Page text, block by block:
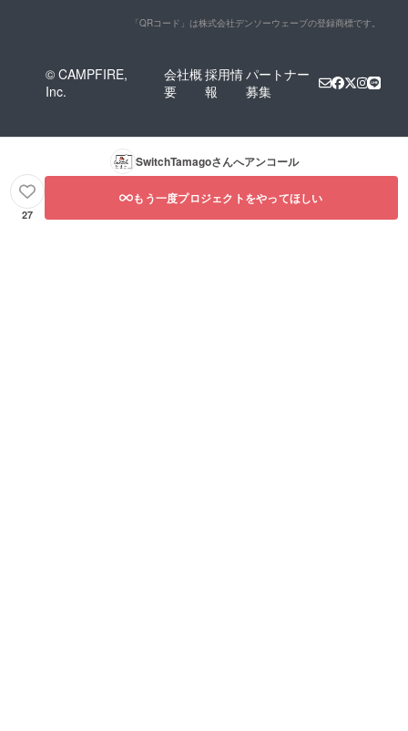
「QRコード」は株式会社デンソーウェーブの登録商標です。
© CAMPFIRE,
Inc.
会社概
要
採用情
報
パートナー
募集
SwitchTamagoさんへアンコール
27
もう一度プロジェクトをやってほしい